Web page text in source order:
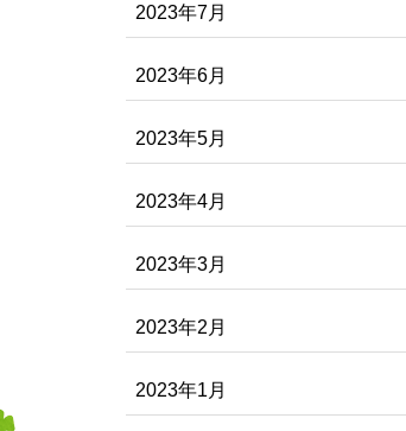
2023年7月
2023年6月
2023年5月
2023年4月
2023年3月
2023年2月
2023年1月